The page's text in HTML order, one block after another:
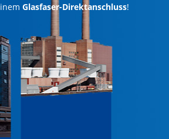
Glasfaser-Direktanschluss!